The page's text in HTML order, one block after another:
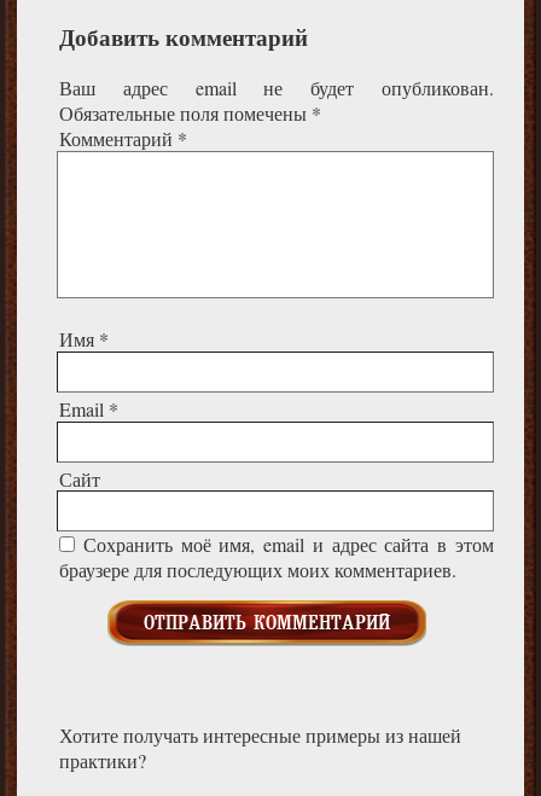
Добавить комментарий
Ваш адрес email не будет опубликован.
Обязательные поля помечены *
Комментарий *
Имя *
Email *
Сайт
Сохранить моё имя, email и адрес сайта в этом
браузере для последующих моих комментариев.
Хотите получать интересные примеры из нашей
практики?